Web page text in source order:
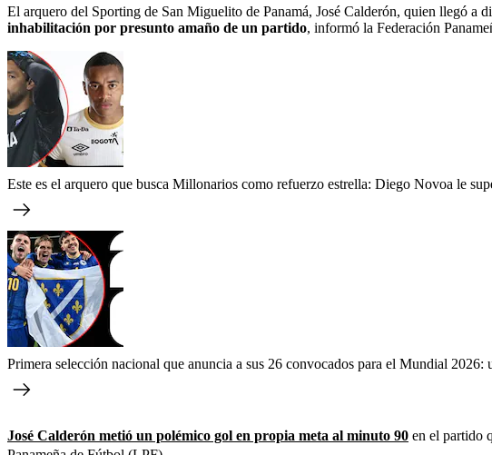
El arquero del Sporting de San Miguelito de Panamá, José Calderón, quien llegó a
inhabilitación por presunto amaño de un partido, informó la Federación
Este es el arquero que busca Millonarios como refuerzo estrella: Diego Novoa le
Primera selección nacional que anuncia a sus 26 convocados para el Mundial 2026:
José Calderón metió un polémico gol en propia meta al minuto 90 en el partido